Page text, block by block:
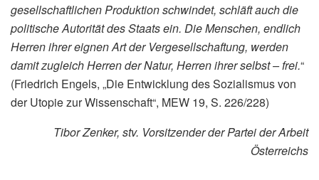
gesellschaftlichen Produktion schwindet, schläft auch die
politische Autorität des Staats ein. Die Menschen, endlich
Herren ihrer eignen Art der Vergesellschaftung, werden
damit zugleich Herren der Natur, Herren ihrer selbst – frei.“
(Friedrich Engels, „Die Entwicklung des Sozialismus von
der Utopie zur Wissenschaft“, MEW 19, S. 226/228)
Tibor Zenker, stv. Vorsitzender der Partei der Arbeit
Österreichs